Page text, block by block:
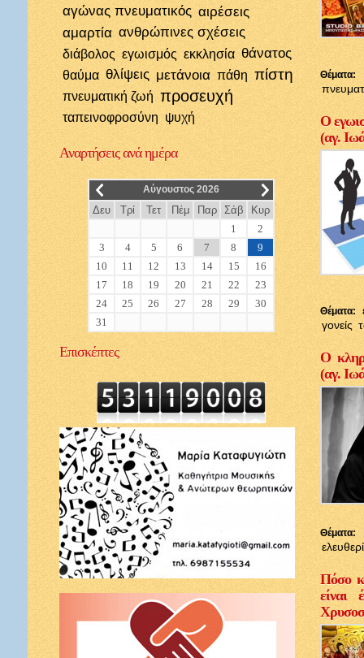
αγώνας πνευματικός αιρέσεις
αμαρτία ανθρώπινες σχέσεις
διάβολος εγωισμός εκκλησία θάνατος
θαύμα θλίψεις μετάνοια πάθη πίστη
πνευματική ζωή προσευχή
ταπεινοφροσύνη ψυχή
Αναρτήσειςανά ημέρα
__ Αύγουστος 2026 __
Δευ Τρί Τετ Πέμ Παρ Σάβ
Κυρ
1
2
3
4 5 6 7 8
9
10
11 12 13 14 15
16
17
18 19 20 21 22
23
24
25 26 27 28 29
30
31
Επισκέπτες
Θέματα:
Ο
(αγ.
Θέματα:
γονείς
Ο
(αγ.
Θέματα:
Πόσο
είναι